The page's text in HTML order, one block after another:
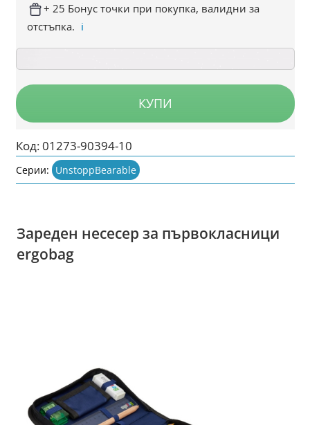
+ 25 Бонус точки при покупка, валидни за
отстъпка. ℹ️
КУПИ
Код:01273-90394-10
Серии: UnstoppBearable
Зареден несесер за първокласници
ergobag